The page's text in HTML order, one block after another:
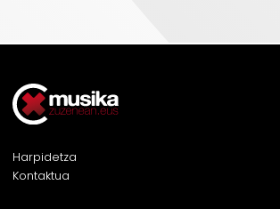
Harpidetza
Kontaktua